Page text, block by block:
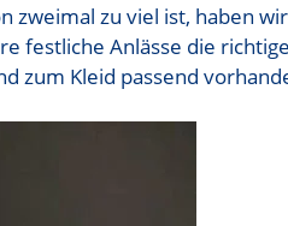
zweimal zu viel ist, haben
festliche Anlässe die
zum Kleid passend